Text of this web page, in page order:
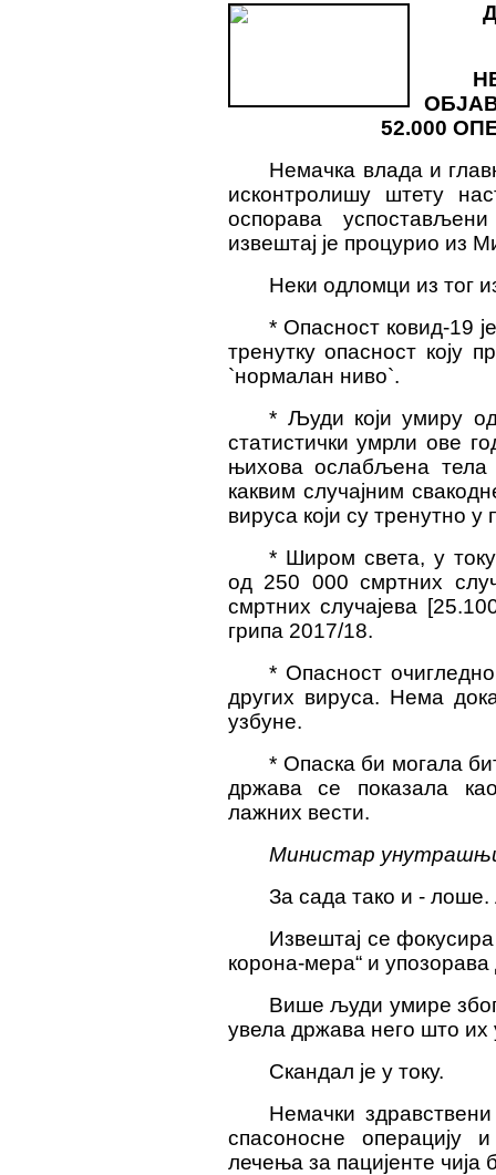
52.000
Нeмачка влада и
исконтролишу штету
оспорава
извештај је процурио из
Неки одломци из тог
* Опасност ковид-19
тренутку опасност коју
`нормалан ниво`.
* Људи који умиру
статистички умрли ове
њихова ослабљена
каквим случајним
вируса који су тренутно у
* Широм света, у
од 250 000 смртних
смртних случајева
грипа 2017/18.
* Опасност
других вируса. Нема
узбуне.
* Опаска би могала
држава се показала
лажних вести.
Министар
За сада тако и - лоше.
Извештај се
корона-мера“ и
Више људи умире
увела држава него што их
Скандал је у току.
Немачки
спасоносне операцију
лечења за пацијенте чија